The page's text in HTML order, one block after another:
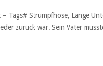
Tags# Strumpfhose, Lange
zurück war. Sein Vater